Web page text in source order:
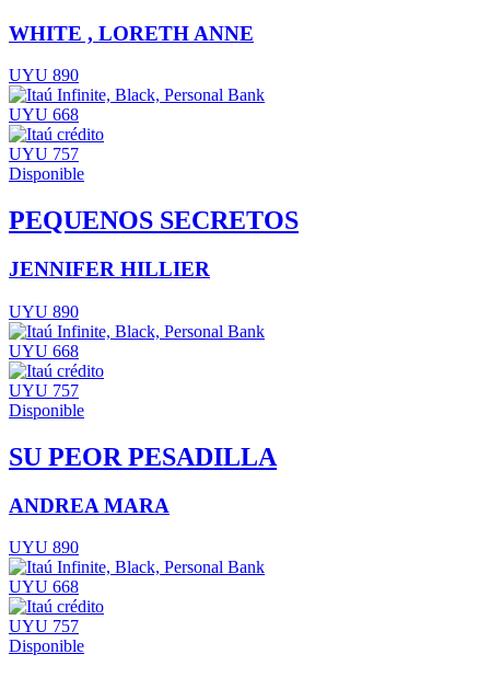
WHITE , LORETH ANNE
UYU 890
UYU 668
UYU 757
Disponible
PEQUENOS SECRETOS
JENNIFER HILLIER
UYU 890
UYU 668
UYU 757
Disponible
SU PEOR PESADILLA
ANDREA MARA
UYU 890
UYU 668
UYU 757
Disponible